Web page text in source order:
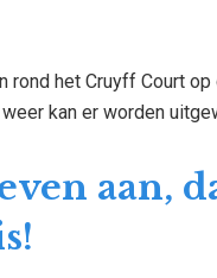
het Cruyff Court op
kan er worden
aan,